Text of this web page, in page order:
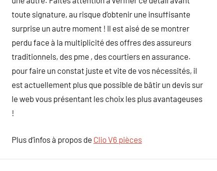
toute signature, au risque d’obtenir une insuffisante
surprise un autre moment ! Il est aisé de se montrer
perdu face à la multiplicité des offres des assureurs
traditionnels, des pme , des courtiers en assurance.
pour faire un constat juste et vite de vos nécessités, il
est actuellement plus que possible de bâtir un devis sur
le web vous présentant les choix les plus avantageuses
!
Plus d’infos à propos de Clio V6 pièces